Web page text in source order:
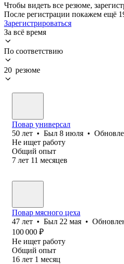
Чтобы видеть все резюме,
После регистрации покажем ещё
Зарегистрироваться
За всё время
По соответствию
20 резюме
Повар универсал
50 лет • Был 8 июля •
Не ищет работу
Общий опыт
7 лет 11 месяцев
Повар мясного цеха
47 лет • Был 22 мая •
100 000 ₽
Не ищет работу
Общий опыт
16 лет 1 месяц